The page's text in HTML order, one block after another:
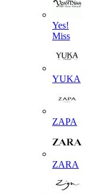
Yes!
Miss
YUKA
ZAPA
ZARA